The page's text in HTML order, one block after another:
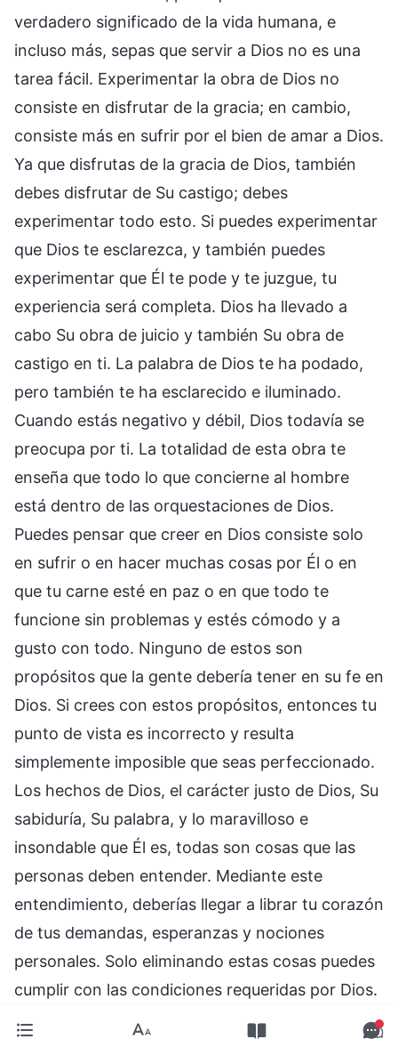
verdadero significado de la vida humana, e
incluso más, sepas que servir a Dios no es una
tarea fácil. Experimentar la obra de Dios no
consiste en disfrutar de la gracia; en cambio,
consiste más en sufrir por el bien de amar a Dios.
Ya que disfrutas de la gracia de Dios, también
debes disfrutar de Su castigo; debes
experimentar todo esto. Si puedes experimentar
que Dios te esclarezca, y también puedes
experimentar que Él te pode y te juzgue, tu
experiencia será completa. Dios ha llevado a
cabo Su obra de juicio y también Su obra de
castigo en ti. La palabra de Dios te ha podado,
pero también te ha esclarecido e iluminado.
Cuando estás negativo y débil, Dios todavía se
preocupa por ti. La totalidad de esta obra te
enseña que todo lo que concierne al hombre
está dentro de las orquestaciones de Dios.
Puedes pensar que creer en Dios consiste solo
en sufrir o en hacer muchas cosas por Él o en
que tu carne esté en paz o en que todo te
funcione sin problemas y estés cómodo y a
gusto con todo. Ninguno de estos son
propósitos que la gente debería tener en su fe en
Dios. Si crees con estos propósitos, entonces tu
punto de vista es incorrecto y resulta
simplemente imposible que seas perfeccionado.
Los hechos de Dios, el carácter justo de Dios, Su
sabiduría, Su palabra, y lo maravilloso e
insondable que Él es, todas son cosas que las
personas deben entender. Mediante este
entendimiento, deberías llegar a librar tu corazón
de tus demandas, esperanzas y nociones
personales. Solo eliminando estas cosas puedes
cumplir con las condiciones requeridas por Dios.